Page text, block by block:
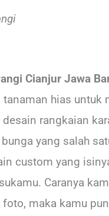
Cianjur Jawa
hias untuk
rangkaian
yang salah
custom yang
Caranya
maka kamu